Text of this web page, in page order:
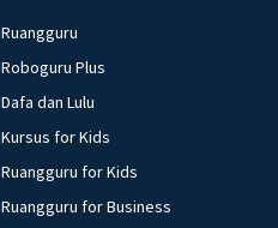
Ruangguru
Roboguru Plus
Dafa dan Lulu
Kursus for Kids
Ruangguru for Kids
Ruangguru for Business